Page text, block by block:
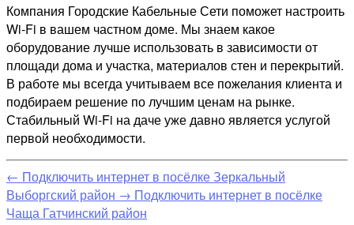
Компания Городские Кабельные Сети поможет настроить
Wi-Fi в вашем частном доме. Мы знаем какое
оборудование лучше использовать в зависимости от
площади дома и участка, материалов стен и перекрытий.
В работе мы всегда учитываем все пожелания клиента и
подбираем решение по лучшим ценам на рынке.
Стабильный Wi-Fi на даче уже давно является услугой
первой необходимости.
← Подключить интернет в посёлке Зеркальный
Выборгский район → Подключить интернет в посёлке
Чаща Гатчинский район